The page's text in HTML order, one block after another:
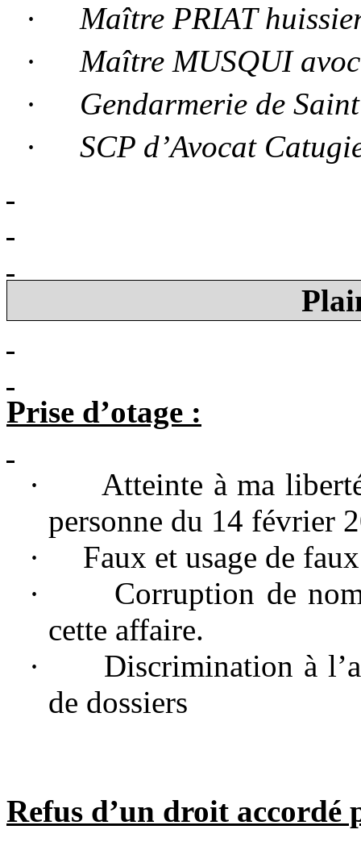
·
Maître PRIAT
·
Maître MUSQUI
·
Gendarmerie de
·
SCP d’Avocat
Prise d’otage :
·
Atteinte à ma
personne du 14 février
·
Faux et usage de
·
Corruption de
cette affaire.
·
Discrimination à
de dossiers
Refus d’un droit accordé